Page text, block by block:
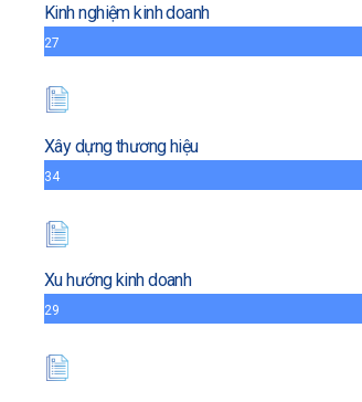
Kinh nghiệm kinh doanh
27
Xây dựng thương hiệu
34
Xu hướng kinh doanh
29